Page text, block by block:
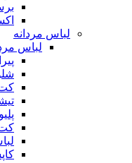
لباس مردانه
لباس
کت
کت